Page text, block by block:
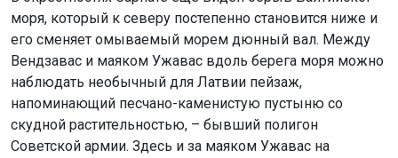
моря, который к северу постепенно становится ниже и
его сменяет омываемый морем дюнный вал. Между
Вендзавас и маяком Ужавас вдоль берега моря можно
наблюдать необычный для Латвии пейзаж,
напоминающий песчано-каменистую пустыню со
скудной растительностью, – бывший полигон
Советской армии. Здесь и за маяком Ужавас на